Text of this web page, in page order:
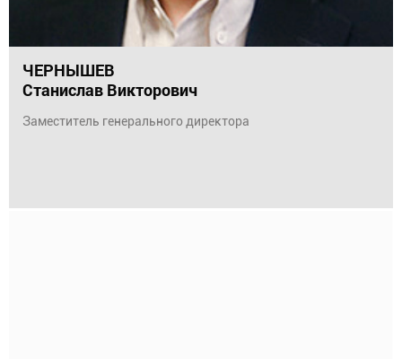
ЧЕРНЫШЕВ
Станислав Викторович
Заместитель генерального директора